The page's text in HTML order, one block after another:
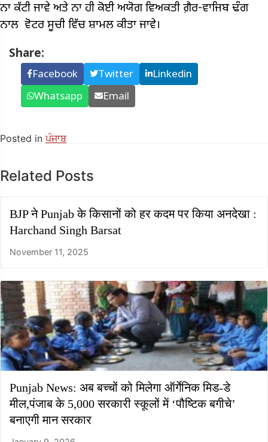
ਨਾ ਕੱਟੀ ਜਾਵੇ ਅਤੇ ਨਾ ਹੀ ਕੋਈ ਅਯੋਗ ਵਿਅਕਤੀ ਗ਼ੈਰ-ਵਾਜਿਬ ਢੰਗ
ਨਾਲ ਵੋਟਰ ਸੂਚੀ ਵਿੱਚ ਸ਼ਾਮਲ ਕੀਤਾ ਜਾਵੇ।
Share:
Facebook Twitter
Linkedin
Whatsapp
Email
Posted inਪੰਜਾਬ
Related Posts
BJP ने Punjab के किसानों को हर कदम पर किया अनदेखा :
Harchand Singh Barsat
November 11, 2025
Punjab News: अब बच्चों को मिलेगा ऑर्गेनिक मिड-डे
मील,पंजाब के 5,000 सरकारी स्कूलों में ‘पौष्टिक बगीचे’
बनाएगी मान सरकार